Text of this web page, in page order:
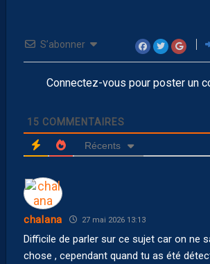
S’abonner
Connectez-vous pour poster un
15 COMMENTAIRES
Récents
chalana 27 mai 2026 13:13
Difficile de parler sur ce sujet car on ne
chose , cependant quand tu as été